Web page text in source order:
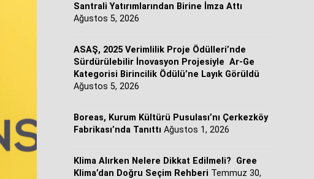
Santrali Yatırımlarından Birine İmza Attı
Ağustos 5, 2026
ASAŞ, 2025 Verimlilik Proje Ödülleri’nde
Sürdürülebilir İnovasyon Projesiyle Ar-Ge
Kategorisi Birincilik Ödülü’ne Layık Görüldü
Ağustos 5, 2026
Boreas, Kurum Kültürü Pusulası’nı Çerkezköy
Fabrikası’nda Tanıttı Ağustos 1, 2026
Klima Alırken Nelere Dikkat Edilmeli? Gree
Klima’dan Doğru Seçim Rehberi Temmuz 30,